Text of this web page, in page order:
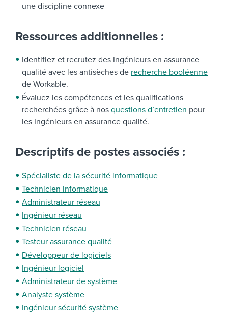
une discipline connexe
Ressources additionnelles :
Identifiez et recrutez des Ingénieurs en assurance
qualité avec les antisèches de recherche booléenne
de Workable.
Évaluez les compétences et les qualifications
recherchées grâce à nos questions d’entretien pour
les Ingénieurs en assurance qualité.
Descriptifs de postes associés :
Spécialiste de la sécurité informatique
Technicien informatique
Administrateur réseau
Ingénieur réseau
Technicien réseau
Testeur assurance qualité
Développeur de logiciels
Ingénieur logiciel
Administrateur de système
Analyste système
Ingénieur sécurité système